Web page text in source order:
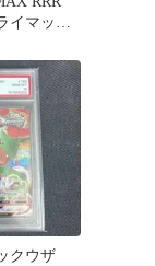
イマック
クウザ